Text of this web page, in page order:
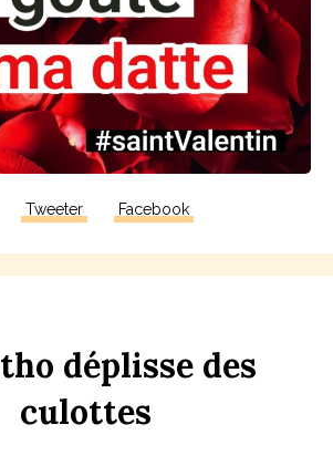
Tweeter Facebook
tho déplisse des
culottes